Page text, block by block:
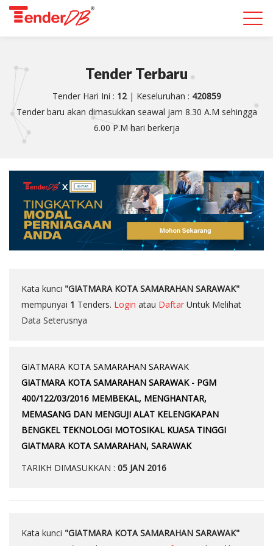
Tender Terbaru
Tender Hari Ini : 12| Keseluruhan : 420859
Tender baru akan dimasukkan seawal jam 8.30 A.M sehingga
6.00 P.M hari berkerja
Kata kunci "GIATMARA KOTA SAMARAHAN SARAWAK"
mempunyai 1 Tenders. Login atau Daftar Untuk Melihat
Data Seterusnya
GIATMARA KOTA SAMARAHAN SARAWAK
GIATMARA KOTA SAMARAHAN SARAWAK - PGM
400/122/03/2016 MEMBEKAL, MENGHANTAR,
MEMASANG DAN MENGUJI ALAT KELENGKAPAN
BENGKEL TEKNOLOGI MOTOSIKAL KUASA TINGGI
GIATMARA KOTA SAMARAHAN, SARAWAK
TARIKH DIMASUKKAN : 05 JAN 2016
Kata kunci "GIATMARA KOTA SAMARAHAN SARAWAK"